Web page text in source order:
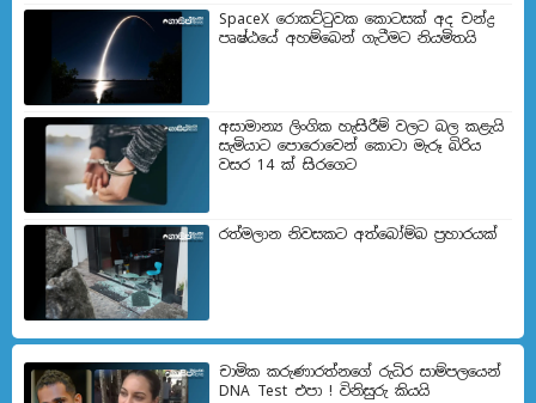
SpaceX රොකට්ටුවක කොටසක් අද චන්ද්‍ර
පෘෂ්ඨයේ අහම්බෙන් ගැටීමට නියමිතයි
අසාමාන්‍ය ලිංගික හැසිරීම් වලට බල කළැයි
සැමියාට පොරොවෙන් කොටා මැරූ බිරිය
වසර 14 ක් සිරගෙට
රත්මලාන නිවසකට අත්බෝම්බ ප්‍රහාරයක්
චාමික කරුණාරත්නගේ රුධිර සාම්පලයෙන්
DNA Test එපා ! විනිසුරු කියයි